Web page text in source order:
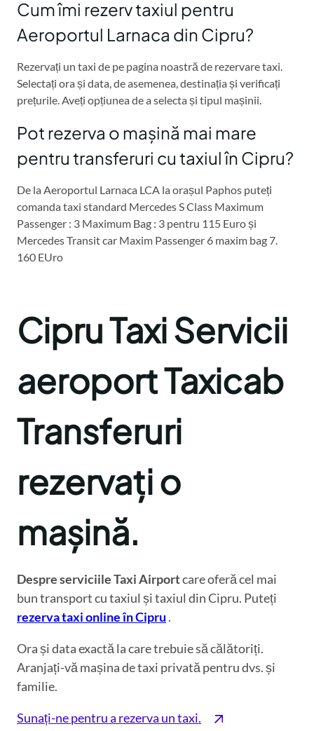
Cum îmi rezerv taxiul pentru
Aeroportul Larnaca din Cipru?
Rezervați un taxi de pe pagina noastră de rezervare taxi.
Selectați ora și data, de asemenea, destinația și verificați
prețurile. Aveți opțiunea de a selecta și tipul mașinii.
Pot rezerva o mașină mai mare
pentru transferuri cu taxiul în Cipru?
De la Aeroportul Larnaca LCA la orașul Paphos puteți
comanda taxi standard Mercedes S Class Maximum
Passenger : 3 Maximum Bag : 3 pentru 115 Euro și
Mercedes Transit car Maxim Passenger 6 maxim bag 7.
160 EUro
Cipru Taxi Servicii
aeroport Taxicab
Transferuri
rezervați o
mașină.
Despre serviciile Taxi Airportcare oferă cel mai
bun transport cu taxiul și taxiul din Cipru. Puteți
rezerva taxi online în Cipru .
Ora și data exactă la care trebuie să călătoriți.
Aranjați-vă mașina de taxi privată pentru dvs. și
familie.
Sunați-ne pentru a rezerva un taxi.